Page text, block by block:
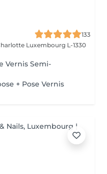
133
Luxembourg L-1330
Vernis Semi-
+ Pose Vernis